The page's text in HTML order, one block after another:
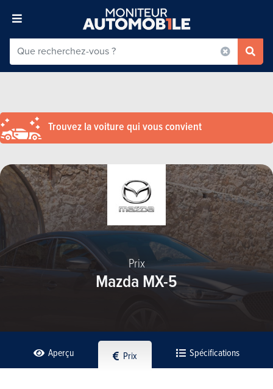
Trouvez la voiture qui vous convient
Prix
Mazda MX-5
Aperçu Prix Spécifications